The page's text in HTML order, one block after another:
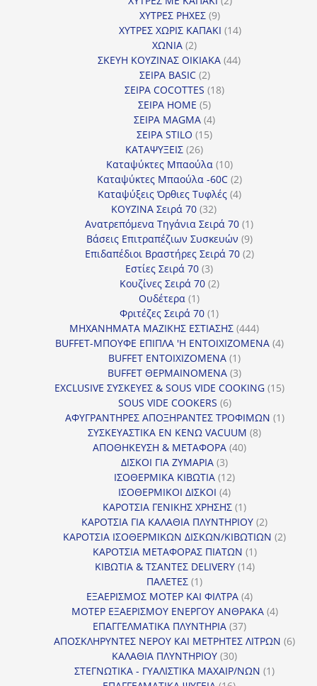
ΧΥΤΡΕΣ ΡΗΧΕΣ 99
προϊόντα
ΧΥΤΡΕΣ ΧΩΡΙΣ ΚΑΠΑΚΙ 1414
ΧΩΝΙΑ 22
προϊόντα
ΣΚΕΥΗ ΚΟΥΖΙΝΑΣ ΟΙΚΙΑΚΑ 4444
ΣΕΙΡΑ BASIC 22
προϊόντα
ΣΕΙΡΑ COCOTTES 1818
ΣΕΙΡΑ HOME 55
προϊόντα
ΣΕΙΡΑ MAGMA 44
προϊόντα
ΣΕΙΡΑ STILO 1515
ΚΑΤΑΨΥΞΕΙΣ 2626
προϊόντα
Καταψύκτες Μπαούλα 1010
προϊόντα
Καταψύκτες Μπαούλα -60C 22
προϊόντα
Καταψύξεις Όρθιες Τυφλές 44
ΚΟΥΖΙΝΑ Σειρά 70 3232
προϊόντα
Ανατρεπόμενα Τηγάνια Σειρά 70 11
προϊόν
Βάσεις Επιτραπέζιων Συσκευών 99
προϊόντα
Επιδαπέδιοι Βραστήρες Σειρά 70 22
Εστίες Σειρά 70 33
προϊόντα
Κουζίνες Σειρά 70 22
Ουδέτερα 11
προϊόν
Φριτέζες Σειρά 70 11
προϊόν
ΜΗΧΑΝΗΜΑΤΑ ΜΑΖΙΚΗΣ ΕΣΤΙΑΣΗΣ 444444
προϊόντα
BUFFET-ΜΠΟΥΦΕ ΕΠΙΠΛΑ 'Η ΕΝΤΟΙΧΙΖΟΜΕΝΑ 44
BUFFET ΕΝΤΟΙΧΙΖΟΜΕΝΑ 11
προϊόν
BUFFET ΘΕΡΜΑΙΝΟΜΕΝΑ 33
προϊόντα
EXCLUSIVE ΣΥΣΚΕΥΕΣ & SOUS VIDE COOKING 1515
SOUS VIDE COOKERS 66
προϊόντα
ΑΦΥΓΡΑΝΤΗΡΕΣ ΑΠΟΞΗΡΑΝΤΕΣ ΤΡΟΦΙΜΩΝ 11
ΣΥΣΚΕΥΑΣΤΙΚΑ ΕΝ ΚΕΝΩ VACUUM 88
ΑΠΟΘΗΚΕΥΣΗ & ΜΕΤΑΦΟΡΑ 4040
ΔΙΣΚΟΙ ΓΙΑ ΖΥΜΑΡΙΑ 33
προϊόντα
ΙΣΟΘΕΡΜΙΚΑ ΚΙΒΩΤΙΑ 1212
ΙΣΟΘΕΡΜΙΚΟΙ ΔΙΣΚΟΙ 44
προϊόντα
ΚΑΡΟΤΣΙΑ ΓΕΝΙΚΗΣ ΧΡΗΣΗΣ 11
προϊόν
ΚΑΡΟΤΣΙΑ ΓΙΑ ΚΑΛΑΘΙΑ ΠΛΥΝΤΗΡΙΟΥ 22
προϊόντα
ΚΑΡΟΤΣΙΑ ΙΣΟΘΕΡΜΙΚΩΝ ΔΙΣΚΩΝ/ΚΙΒΩΤΙΩΝ 22
ΚΑΡΟΤΣΙΑ ΜΕΤΑΦΟΡΑΣ ΠΙΑΤΩΝ 11
προϊόν
ΚΙΒΩΤΙΑ & ΤΣΑΝΤΕΣ DELIVERY 1414
ΠΑΛΕΤΕΣ 11
προϊόν
ΕΞΑΕΡΙΣΜΟΣ ΜΟΤΕΡ ΚΑΙ ΦΙΛΤΡΑ 44
προϊόντα
ΜΟΤΕΡ ΕΞΑΕΡΙΣΜΟΥ ΕΝΕΡΓΟΥ ΑΝΘΡΑΚΑ 44
ΕΠΑΓΓΕΛΜΑΤΙΚΑ ΠΛΥΝΤΗΡΙΑ 3737
προϊόντα
ΑΠΟΣΚΛΗΡΥΝΤΕΣ ΝΕΡΟΥ ΚΑΙ ΜΕΤΡΗΤΕΣ ΛΙΤΡΩΝ 66
ΚΑΛΑΘΙΑ ΠΛΥΝΤΗΡΙΟΥ 3030
προϊόντα
ΣΤΕΓΝΩΤΙΚΑ - ΓΥΑΛΙΣΤΙΚΑ ΜΑΧΑΙΡ/ΝΩΝ 11